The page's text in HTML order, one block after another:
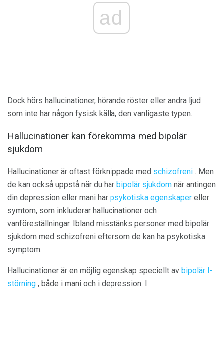
ad
Dock hörs hallucinationer, hörande röster eller andra ljud
som inte har någon fysisk källa, den vanligaste typen.
Hallucinationer kan förekomma med bipolär
sjukdom
Hallucinationer är oftast förknippade med schizofreni . Men
de kan också uppstå när du har bipolär sjukdom när antingen
din depression eller mani har psykotiska egenskaper eller
symtom, som inkluderar hallucinationer och
vanföreställningar. Ibland misstänks personer med bipolär
sjukdom med schizofreni eftersom de kan ha psykotiska
symptom.
Hallucinationer är en möjlig egenskap speciellt av bipolär I-
störning , både i mani och i depression. I